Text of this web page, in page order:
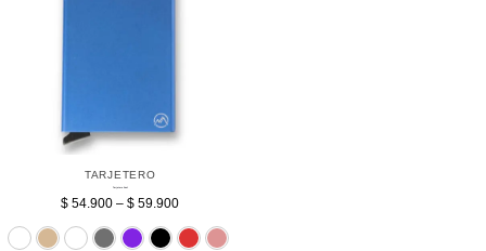
TARJETERO
$ 54.900 – $ 59.900
Sin bolsillo
BeigeBlanco
Gris